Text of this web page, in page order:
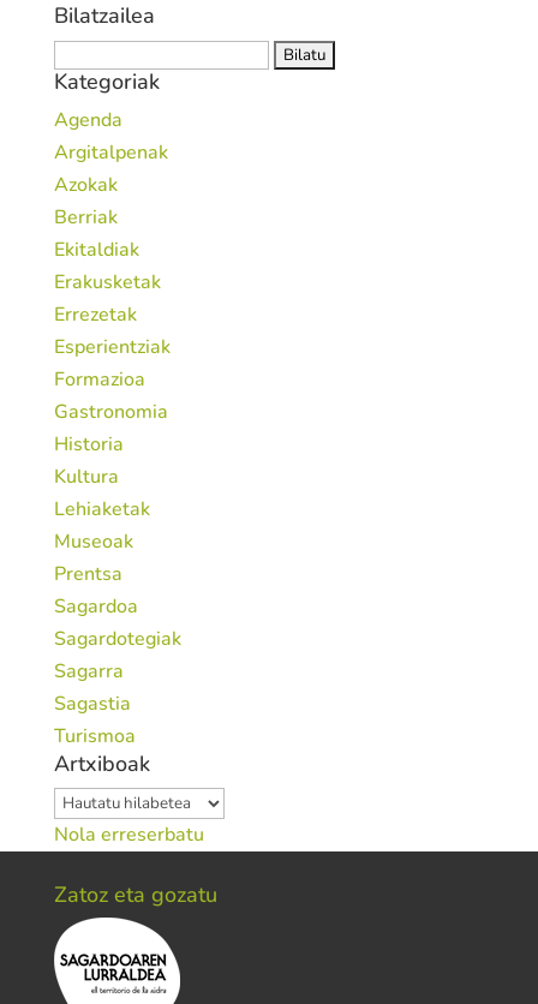
Bilatzailea
Kategoriak
Agenda
Argitalpenak
Azokak
Berriak
Ekitaldiak
Erakusketak
Errezetak
Esperientziak
Formazioa
Gastronomia
Historia
Kultura
Lehiaketak
Museoak
Prentsa
Sagardoa
Sagardotegiak
Sagarra
Sagastia
Turismoa
Artxiboak
Artxiboak
Nola erreserbatu
Zatoz eta gozatu